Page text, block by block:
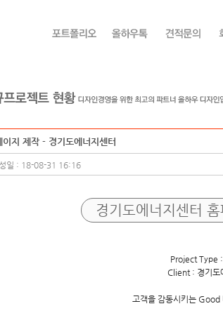
이지 제작 - 경기도에너지센터
일 : 18-08-31 16:16
경기도에너지센터 홈
Project Type :
Client : 경기도
고객을 감동시키는 Good